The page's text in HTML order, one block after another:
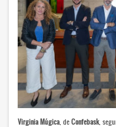
Virginia Múgica, deConfebask,